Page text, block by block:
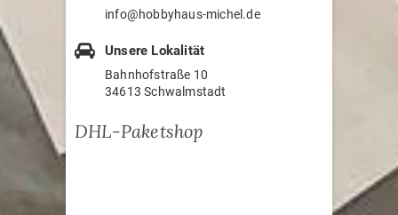
info@hobbyhaus-michel.de
Unsere Lokalität
Bahnhofstraße 10
34613 Schwalmstadt
DHL-Paketshop